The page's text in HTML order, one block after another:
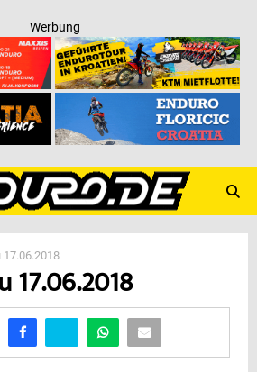
Werbung
17.06.2018
17.06.2018